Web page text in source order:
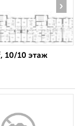
›
10/10 этаж